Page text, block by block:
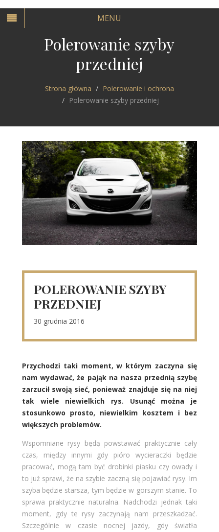
MENU
Polerowanie szyby
przedniej
Strona główna
Polerowanie i ochrona
Polerowanie szyby przedniej
POLEROWANIE SZYBY
PRZEDNIEJ
30 grudnia 2016
Przychodzi taki moment, w którym zaczyna się
nam wydawać, że pająk na nasza przednią szybę
zarzucił swoją sieć, ponieważ znajduje się na niej
tak wiele niewielkich rys. Usunąć można je
stosunkowo prosto, niewielkim kosztem i bez
większych problemów.
Wspomniane rysy będą powstawać praktycznie cały
czas, między innymi gdy pióro wycieraczki będzie
pracować, mogą tam być drobinki piasku czy owady i
to już sprawi, że na szybie zaczną się pojawiać rysy. Im
szyba będzie starsza, tym będzie w gorszym stanie. To
sprawa praktycznie naturalna. Nadchodzi jednak taki
moment, gdy te rysy zaczynają nam przeszkadzać.
Szczególnie w czasie nocnej jazdy, gdy światła